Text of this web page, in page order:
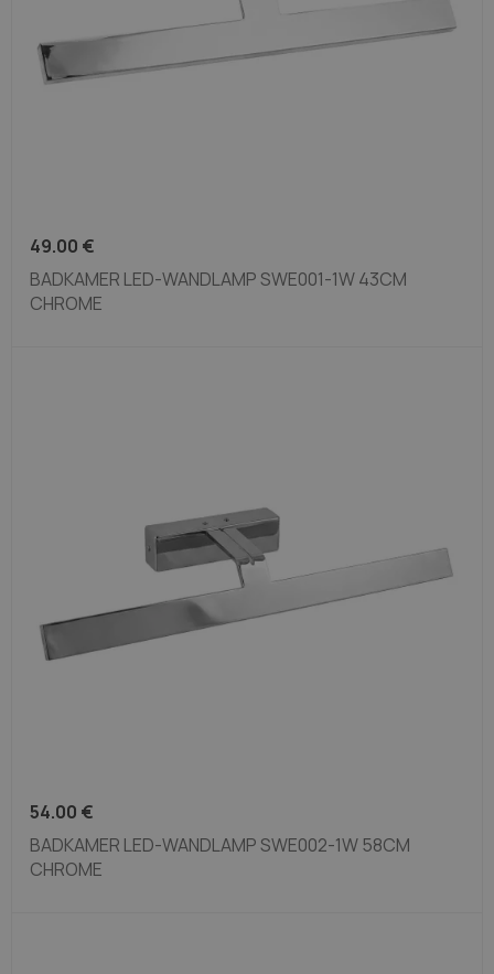
49.00 €
BADKAMER LED-WANDLAMP SWE001-1W 43CM
CHROME
54.00 €
BADKAMER LED-WANDLAMP SWE002-1W 58CM
CHROME